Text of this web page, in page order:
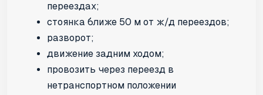
переездах;
стоянка ближе 50 м от ж/д переездов;
разворот;
движение задним ходом;
провозить через переезд в
нетранспортном положении